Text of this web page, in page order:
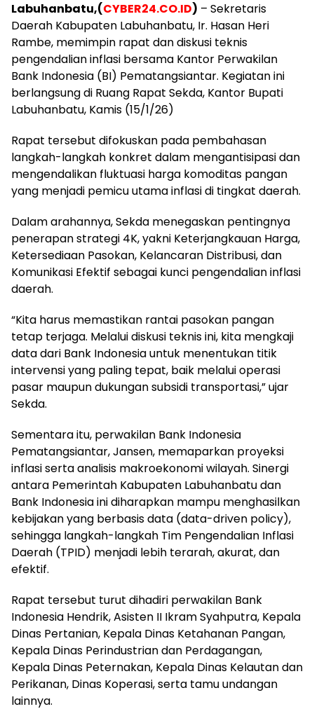
Labuhanbatu,(CYBER24.CO.ID) – Sekretaris
Daerah Kabupaten Labuhanbatu, Ir. Hasan Heri
Rambe, memimpin rapat dan diskusi teknis
pengendalian inflasi bersama Kantor Perwakilan
Bank Indonesia (BI) Pematangsiantar. Kegiatan ini
berlangsung di Ruang Rapat Sekda, Kantor Bupati
Labuhanbatu, Kamis (15/1/26)
Rapat tersebut difokuskan pada pembahasan
langkah-langkah konkret dalam mengantisipasi dan
mengendalikan fluktuasi harga komoditas pangan
yang menjadi pemicu utama inflasi di tingkat daerah.
Dalam arahannya, Sekda menegaskan pentingnya
penerapan strategi 4K, yakni Keterjangkauan Harga,
Ketersediaan Pasokan, Kelancaran Distribusi, dan
Komunikasi Efektif sebagai kunci pengendalian inflasi
daerah.
“Kita harus memastikan rantai pasokan pangan
tetap terjaga. Melalui diskusi teknis ini, kita mengkaji
data dari Bank Indonesia untuk menentukan titik
intervensi yang paling tepat, baik melalui operasi
pasar maupun dukungan subsidi transportasi,” ujar
Sekda.
Sementara itu, perwakilan Bank Indonesia
Pematangsiantar, Jansen, memaparkan proyeksi
inflasi serta analisis makroekonomi wilayah. Sinergi
antara Pemerintah Kabupaten Labuhanbatu dan
Bank Indonesia ini diharapkan mampu menghasilkan
kebijakan yang berbasis data (data-driven policy),
sehingga langkah-langkah Tim Pengendalian Inflasi
Daerah (TPID) menjadi lebih terarah, akurat, dan
efektif.
Rapat tersebut turut dihadiri perwakilan Bank
Indonesia Hendrik, Asisten II Ikram Syahputra, Kepala
Dinas Pertanian, Kepala Dinas Ketahanan Pangan,
Kepala Dinas Perindustrian dan Perdagangan,
Kepala Dinas Peternakan, Kepala Dinas Kelautan dan
Perikanan, Dinas Koperasi, serta tamu undangan
lainnya.